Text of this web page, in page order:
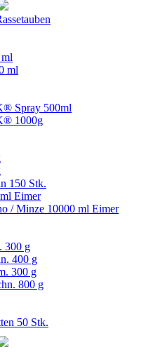
ml
Spray 500ml
1000g
150 Stk.
Eimer
/ Minze 10000 ml Eimer
300 g
400 g
300 g
800 g
50 Stk.